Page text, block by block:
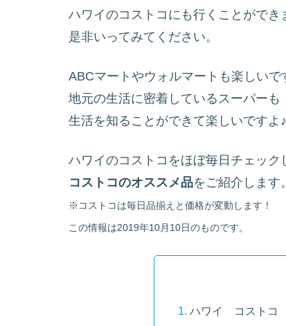
ハワイのコストコにも行くことができ
是非いってみてください。
ABCマートやウォルマートも楽しいで
地元の生活に密着しているスーパーも
生活を知ることができて楽しいですよ♪
ハワイのコストコをほぼ毎日チェック
コストコのオススメ品をご紹介します。
※コストコは毎日品揃えと価格が変動します！
この情報は2019年10月10日のものです。
ハワイ コストコ